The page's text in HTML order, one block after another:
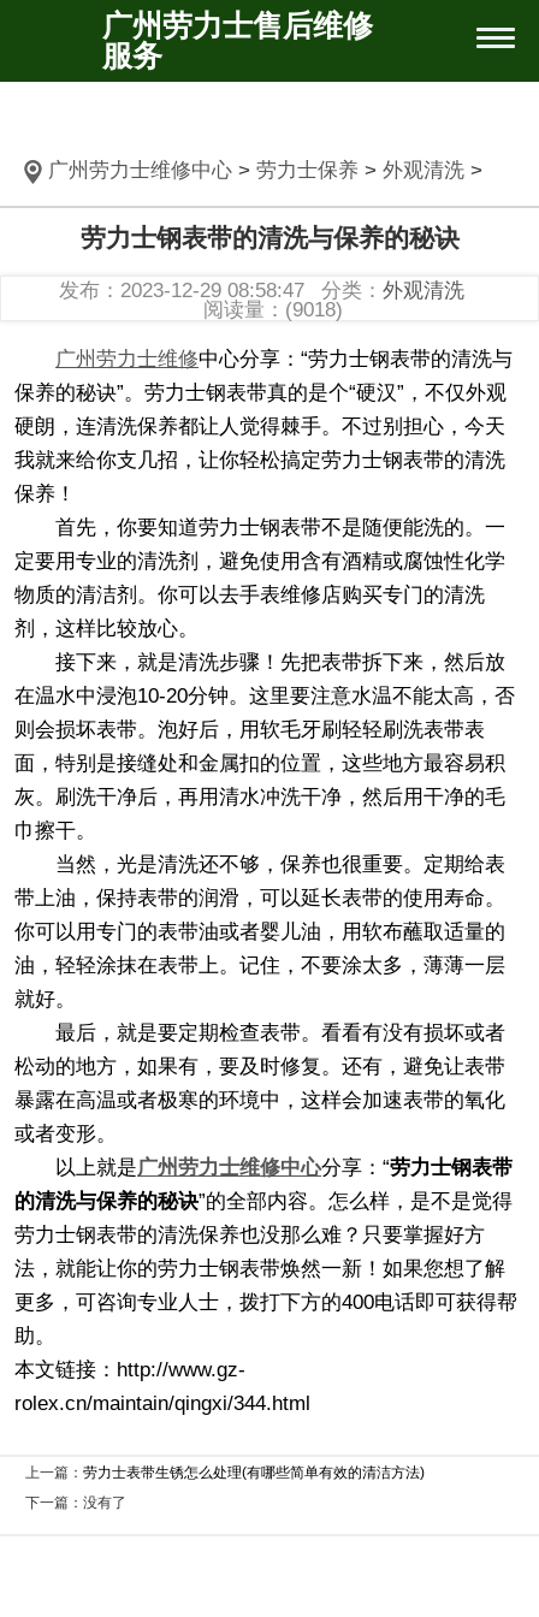
广州劳力士售后维修
服务
广州劳力士维修中心> 劳力士保养 > 外观清洗>
劳力士钢表带的清洗与保养的秘诀
发布：2023-12-29 08:58:47 分类： 外观清洗
阅读量：(9018)
广州劳力士维修中心分享：“劳力士钢表带的清洗与
保养的秘诀”。劳力士钢表带真的是个“硬汉”，不仅外观
硬朗，连清洗保养都让人觉得棘手。不过别担心，今天
我就来给你支几招，让你轻松搞定劳力士钢表带的清洗
保养！
首先，你要知道劳力士钢表带不是随便能洗的。一
定要用专业的清洗剂，避免使用含有酒精或腐蚀性化学
物质的清洁剂。你可以去手表维修店购买专门的清洗
剂，这样比较放心。
接下来，就是清洗步骤！先把表带拆下来，然后放
在温水中浸泡10-20分钟。这里要注意水温不能太高，否
则会损坏表带。泡好后，用软毛牙刷轻轻刷洗表带表
面，特别是接缝处和金属扣的位置，这些地方最容易积
灰。刷洗干净后，再用清水冲洗干净，然后用干净的毛
巾擦干。
当然，光是清洗还不够，保养也很重要。定期给表
带上油，保持表带的润滑，可以延长表带的使用寿命。
你可以用专门的表带油或者婴儿油，用软布蘸取适量的
油，轻轻涂抹在表带上。记住，不要涂太多，薄薄一层
就好。
最后，就是要定期检查表带。看看有没有损坏或者
松动的地方，如果有，要及时修复。还有，避免让表带
暴露在高温或者极寒的环境中，这样会加速表带的氧化
或者变形。
以上就是广州劳力士维修中心分享：“劳力士钢表带
的清洗与保养的秘诀”的全部内容。怎么样，是不是觉得
劳力士钢表带的清洗保养也没那么难？只要掌握好方
法，就能让你的劳力士钢表带焕然一新！如果您想了解
更多，可咨询专业人士，拨打下方的400电话即可获得帮
助。
本文链接：http://www.gz-
rolex.cn/maintain/qingxi/344.html
上一篇： 劳力士表带生锈怎么处理(有哪些简单有效的清洁方法)
下一篇：没有了